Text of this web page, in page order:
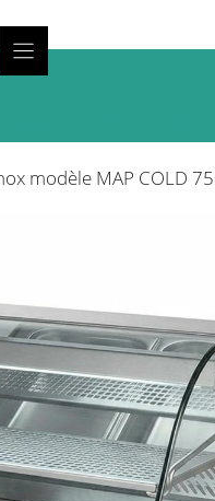
modèle MAP COLD